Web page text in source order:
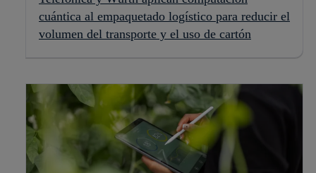
cuántica al empaquetado logístico para reducir el
volumen del transporte y el uso de cartón